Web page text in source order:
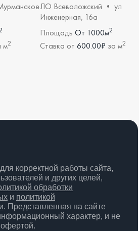
м2
ЛО Всеволожский • ул
Инженерная, 16а
Площадь От 1000м2
Ставка от 600.00₽ за м2
корректной работы сайта,
и других целей,
обработки
и политикой
. Представленная на сайте
характер, и не